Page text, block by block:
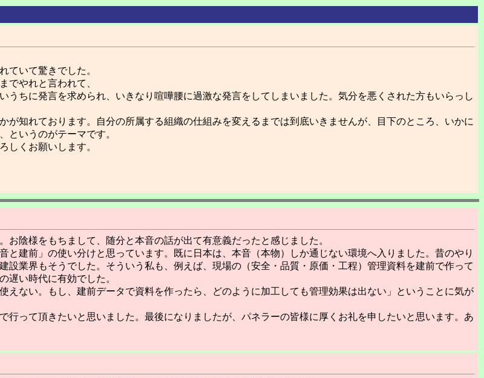
ていて驚きでした。
でやれと言われて、
ちに発言を求められ、いきなり喧嘩腰に過激な発言をしてしまいました。気分を悪くされた方もいらっし
知れております。自分の所属する組織の仕組みを変えるまでは到底いきませんが、目下のところ、いかに
というのがテーマです。
しくお願いします。
陰様をもちまして、随分と本音の話が出て有意義だったと感じました。
建前」の使い分けと思っています。既に日本は、本音（本物）しか通じない環境へ入りました。昔のやり
業界もそうでした。そういう私も、例えば、現場の（安全・品質・原価・工程）管理資料を建前で作って
い時代に有効でした。
ない。もし、建前データで資料を作ったら、どのように加工しても管理効果は出ない」ということに気が
って頂きたいと思いました。最後になりましたが、パネラーの皆様に厚くお礼を申したいと思います。あ